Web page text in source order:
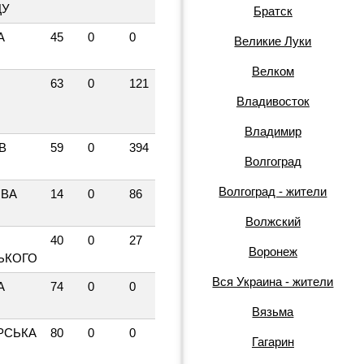
45 0 0
63 0 121
59 0 394
14 0 86
40 0 27
74 0 0
80 0 0
Братск
Великие Луки
Велком
Владивосток
Владимир
Волгоград
Волгоград - жители
Волжский
Воронеж
Вся Украина - жители
Вязьма
Гагарин